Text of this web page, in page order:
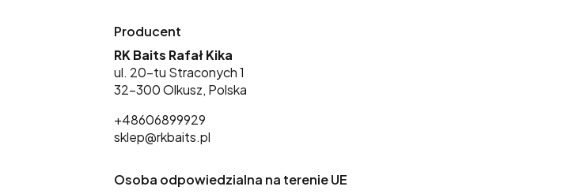
Producent
RK Baits Rafał Kika
ul. 20-tu Straconych 1
32-300 Olkusz, Polska
+48606899929
sklep@rkbaits.pl
Osoba odpowiedzialna na terenie UE